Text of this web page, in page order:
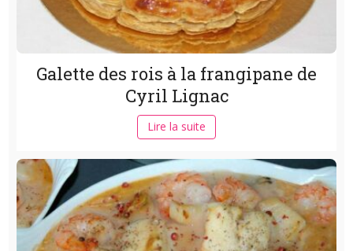
Galette des rois à la frangipane de
Cyril Lignac
Lire la suite